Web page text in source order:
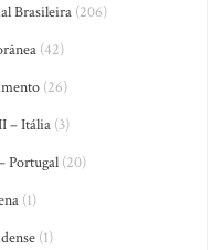
Brasileira(206)
(42)
(26)
– Itália (3)
Portugal (20)
(1)
(1)